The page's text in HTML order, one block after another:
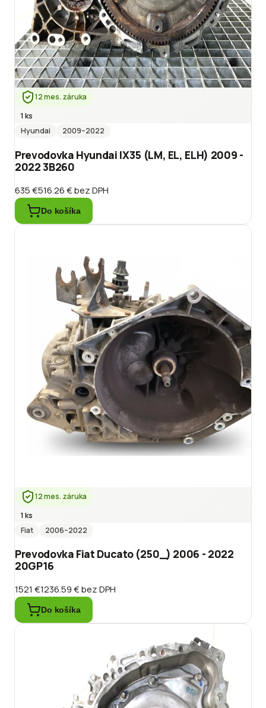
12 mes. záruka
1 ks
Hyundai
2009–2022
Prevodovka Hyundai IX35 (LM, EL, ELH) 2009 -
2022 3B260
635 €516.26 €bez DPH
Do košíka
12 mes. záruka
1 ks
Fiat
2006–2022
Prevodovka Fiat Ducato (250_) 2006 - 2022
20GP16
1521 €1236.59 €bez DPH
Do košíka